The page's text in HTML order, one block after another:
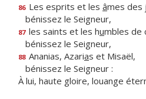
86 Les esprits et les âmes des
bénissez le Seigneur,
87 les saints et les humbles de
bénissez le Seigneur,
88 Ananias, Azarias et Misaël,
bénissez le Seigneur :
À lui, haute gloire, louange